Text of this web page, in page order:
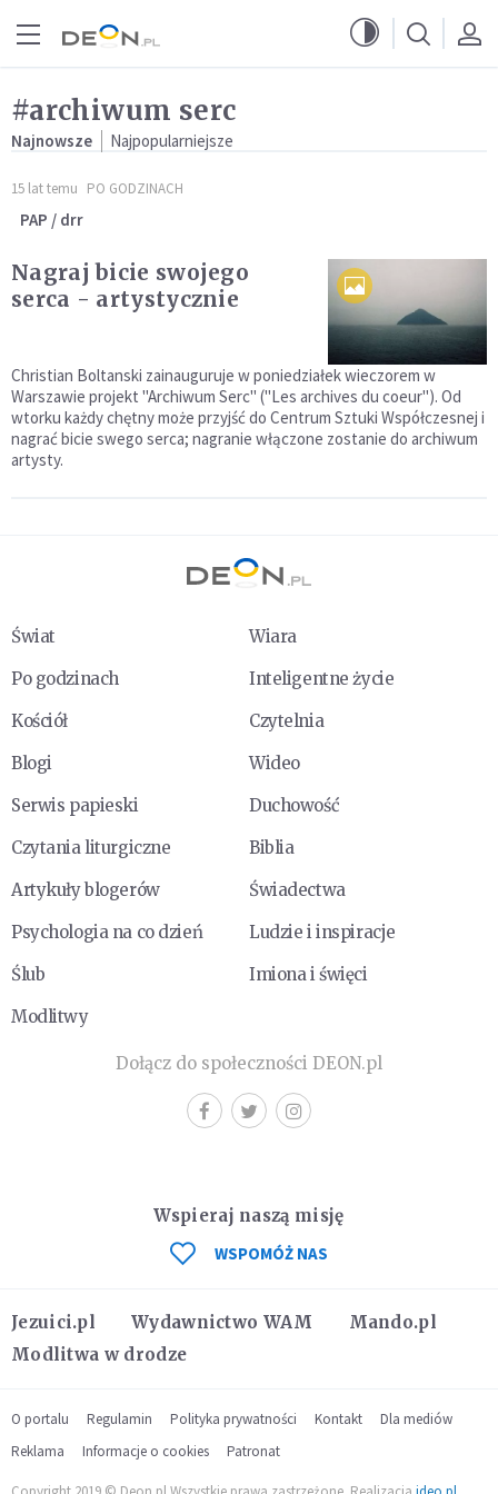
#archiwum serc
Najnowsze Najpopularniejsze
15 lat temu PO GODZINACH
PAP / drr
Nagraj bicie swojego
serca - artystycznie
Christian Boltanski zainauguruje w poniedziałek wieczorem w
Warszawie projekt "Archiwum Serc" ("Les archives du coeur"). Od
wtorku każdy chętny może przyjść do Centrum Sztuki Współczesnej i
nagrać bicie swego serca; nagranie włączone zostanie do archiwum
artysty.
Świat
Wiara
Po godzinach
Inteligentne życie
Kościół
Czytelnia
Blogi
Wideo
Serwis papieski
Duchowość
Czytania liturgiczne
Biblia
Artykuły blogerów
Świadectwa
Psychologia na co dzień
Ludzie i inspiracje
Ślub
Imiona i święci
Modlitwy
Dołącz do społeczności DEON.pl
Jezuici.pl Wydawnictwo WAM
Mando.pl
Modlitwa w drodze
Wspieraj naszą misję
WSPOMÓŻ NAS
O portalu Regulamin Polityka prywatności Kontakt
Dla mediów
Reklama
Informacje o cookies Patronat